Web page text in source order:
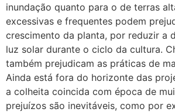
inundação quanto para o de terras
excessivas e frequentes podem
crescimento da planta, por reduzir a
luz solar durante o ciclo da cultura.
também prejudicam as práticas de
Ainda está fora do horizonte das
a colheita coincida com época de
prejuízos são inevitáveis, como por